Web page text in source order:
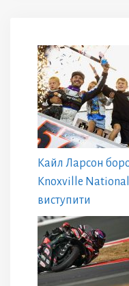
Кайл Ларсон
Knoxville
виступити